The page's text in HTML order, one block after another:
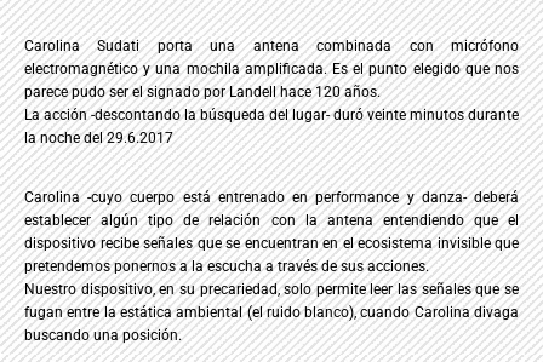
Carolina Sudati porta una antena combinada con micrófono
electromagnético y una mochila amplificada. Es el punto elegido que nos
parece pudo ser el signado por Landell hace 120 años.
La acción -descontando la búsqueda del lugar- duró veinte minutos durante
la noche del 29.6.2017
Carolina -cuyo cuerpo está entrenado en performance y danza- deberá
establecer algún tipo de relación con la antena entendiendo que el
dispositivo recibe señales que se encuentran en el ecosistema invisible que
pretendemos ponernos a la escucha a través de sus acciones.
Nuestro dispositivo, en su precariedad, solo permite leer las señales que se
fugan entre la estática ambiental (el ruido blanco), cuando Carolina divaga
buscando una posición.